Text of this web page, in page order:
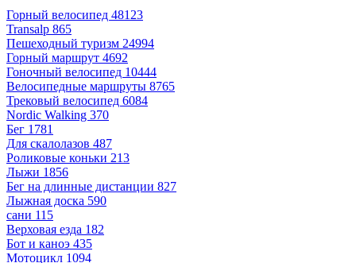
Горный велосипед 48123
Transalp 865
Пешеходный туризм 24994
Горный маршрут 4692
Гоночный велосипед 10444
Велосипедные маршруты 8765
Трековый велосипед 6084
Nordic Walking 370
Бег 1781
Для скалолазов 487
Роликовые коньки 213
Лыжи 1856
Бег на длинные дистанции 827
Лыжная доска 590
сани 115
Верховая езда 182
Бот и каноэ 435
Мотоцикл 1094